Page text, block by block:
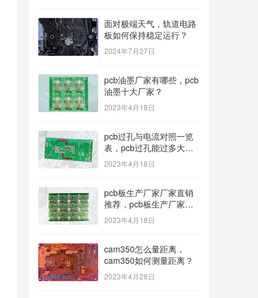
面对极端天气，轨道电路
板如何保持稳定运行？
2024年7月27日
pcb油墨厂家有哪些，pcb
油墨十大厂家？
2023年4月18日
pcb过孔与电流对照一览
表，pcb过孔能过多大电
流？
2023年4月18日
pcb板生产厂家厂家直销
推荐，pcb板生产厂家多
种型号可选？
2023年4月18日
cam350怎么量距离，
cam350如何测量距离？
2023年4月28日